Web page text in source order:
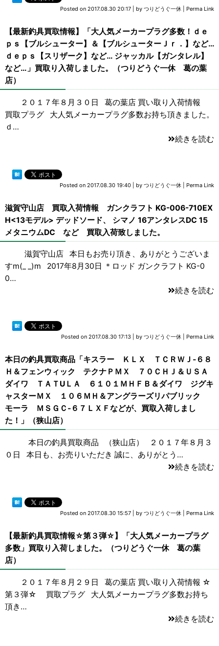
Posted on 2017.08.30 20:17 by つりどうぐ一休 Perma Link
【最新釣具買取情報】「大人気メーカープラグ多数！ｄｅ
ｐｓ【ブルシューター】＆【ブルシューターＪｒ．】など…
ｄｅｐｓ【スリザーク】など… ジャッカル【ガンタレル】
など…」買取り入荷しました。（つりどうぐ一休 葛の葉
店）
２０１７年８月３０日 葛の葉店 買い取り入荷情報
買取プラグ 大人気メーカープラグ多数お持ち頂きました。
ｄ…
続きを読む
Posted on 2017.08.30 19:40 by つりどうぐ一休 Perma Link
滋賀守山店 買取入荷情報 ガンクラフト KG-006-710EX
H<13モデル> デッドソード、 シマノ 16アンタレスDC 15
メタニウムDC など 買取入荷致しました。
滋賀守山店 本日もお売り頂き、ありがとうございま
すm(_ _)m 2017年8月30日 ＊ロッド ガンクラフト KG-0
0…
続きを読む
Posted on 2017.08.30 17:13 by つりどうぐ一休 Perma Link
本日の釣具買取商品「キスラー ＫＬＸ ＴＣＲＷＪ‐６８
Ｈ＆フェンウィック テクナＰＭＸ ７０ＣＨＪ＆ＵＳＡ
ダイワ ＴＡＴUＬＡ ６１０１ＭＨＦＢ＆ダイワ ジグキ
ャスターＭＸ １０６ＭＨ＆アングラーズリパブリック
モーラ ＭＳＧＣ‐６７ＬＸＦなどが、買取入荷しまし
た！」（狭山店）
本日の釣具買取商品 （狭山店） ２０１７年８月３
０日 本日も、お売りいただき 誠に、ありがとう…
続きを読む
Posted on 2017.08.30 15:57 by つりどうぐ一休 Perma Link
【最新釣具買取情報☆第３弾☆】「大人気メーカープラグ
多数」買取り入荷しました。（つりどうぐ一休 葛の葉
店）
２０１７年８月２９日 葛の葉店 買い取り入荷情報 ☆
第３弾☆ 買取プラグ 大人気メーカープラグ多数お持ち
頂き…
続きを読む